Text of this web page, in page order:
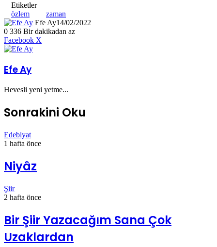
Etiketler
özlem
zaman
Efe Ay14/02/2022
0 336 Bir dakikadan az
Facebook X
Efe Ay
Hevesli yeni yetme...
Sonrakini Oku
Edebiyat
1 hafta önce
Niyâz
Şiir
2 hafta önce
Bir Şiir Yazacağım Sana Çok
Uzaklardan